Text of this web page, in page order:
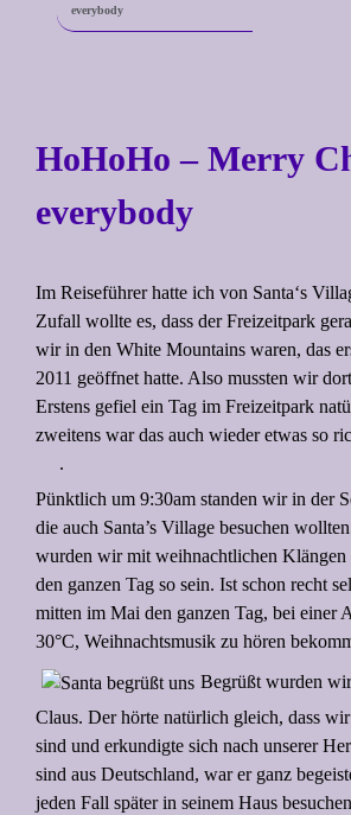
everybody
HoHoHo – Merry
everybody
Im Reiseführer hatte ich von Santa‘s
Zufall wollte es, dass der Freizeitpark
wir in den White Mountains waren, das
2011 geöffnet hatte. Also mussten wir
Erstens gefiel ein Tag im Freizeitpark
zweitens war das auch wieder etwas so
.
Pünktlich um 9:30am standen wir in der
die auch Santa’s Village besuchen
wurden wir mit weihnachtlichen Klängen
den ganzen Tag so sein. Ist schon recht
mitten im Mai den ganzen Tag, bei einer
30°C, Weihnachtsmusik zu hören
Begrüßt wurden
Claus. Der hörte natürlich gleich, dass
sind und erkundigte sich nach unserer
sind aus Deutschland, war er ganz
jeden Fall später in seinem Haus besuchen